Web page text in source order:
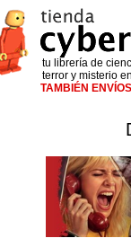
tu librería de
terror y misterio
TAMBIÉN